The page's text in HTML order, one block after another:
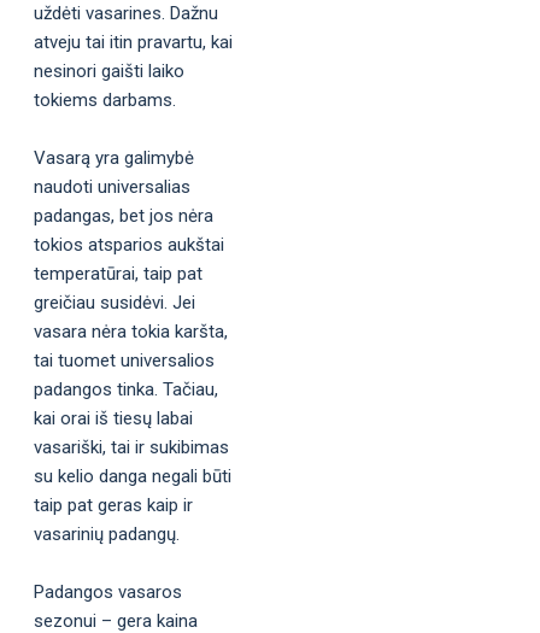
uždėti vasarines. Dažnu
atveju tai itin pravartu, kai
nesinori gaišti laiko
tokiems darbams.
Vasarą yra galimybė
naudoti universalias
padangas, bet jos nėra
tokios atsparios aukštai
temperatūrai, taip pat
greičiau susidėvi. Jei
vasara nėra tokia karšta,
tai tuomet universalios
padangos tinka. Tačiau,
kai orai iš tiesų labai
vasariški, tai ir sukibimas
su kelio danga negali būti
taip pat geras kaip ir
vasarinių padangų.
Padangos vasaros
sezonui – gera kaina